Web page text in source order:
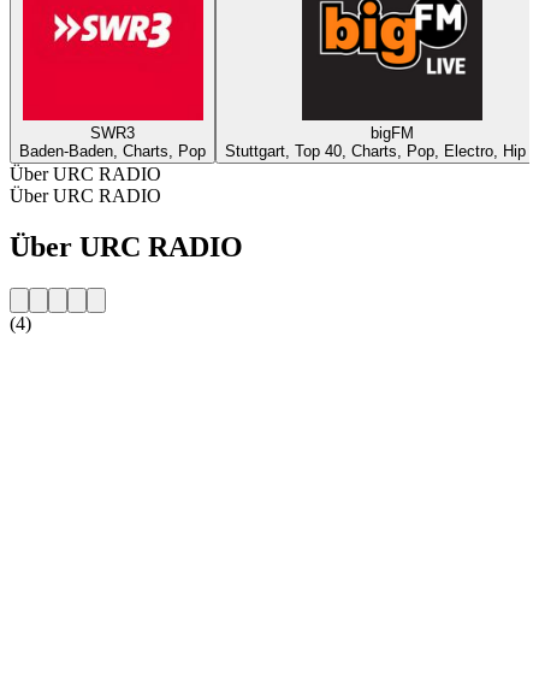
SWR3
Baden-Baden, Charts, Pop
bigFM
Stuttgart, Top 40, Charts, Pop, Electro, Hip
Über URC RADIO
Über URC RADIO
Über URC RADIO
(4)